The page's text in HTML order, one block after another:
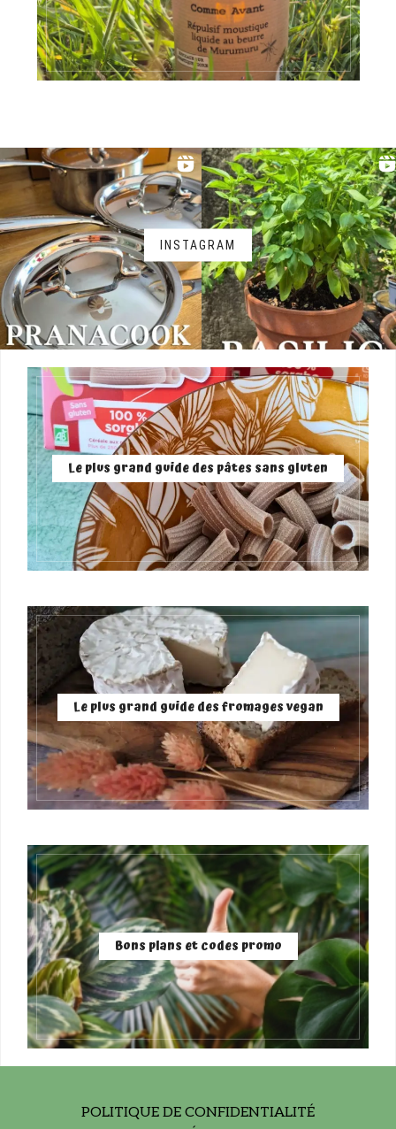
INSTAGRAM
Le plus grand guide des pâtes sans gluten
Le plus grand guide des fromages vegan
Bons plans et codes promo
POLITIQUE DE CONFIDENTIALITÉ